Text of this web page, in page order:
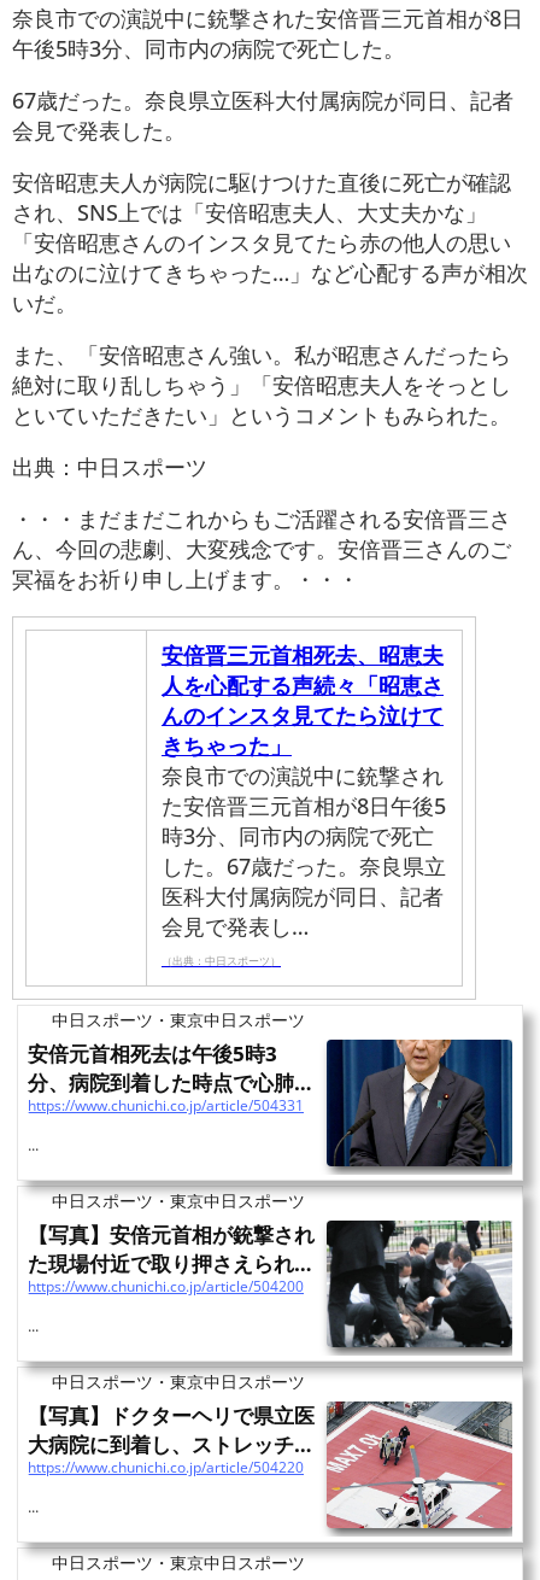
奈良市での演説中に銃撃された安倍晋三元首相が8日
午後5時3分、同市内の病院で死亡した。
67歳だった。奈良県立医科大付属病院が同日、記者
会見で発表した。
安倍昭恵夫人が病院に駆けつけた直後に死亡が確認
され、SNS上では「安倍昭恵夫人、大丈夫かな」
「安倍昭恵さんのインスタ見てたら赤の他人の思い
出なのに泣けてきちゃった…」など心配する声が相次
いだ。
また、「安倍昭恵さん強い。私が昭恵さんだったら
絶対に取り乱しちゃう」「安倍昭恵夫人をそっとし
といていただきたい」というコメントもみられた。
出典：中日スポーツ
・・・まだまだこれからもご活躍される安倍晋三さ
ん、今回の悲劇、大変残念です。安倍晋三さんのご
冥福をお祈り申し上げます。・・・
安倍晋三元首相死去、昭恵夫
人を心配する声続々「昭恵さ
んのインスタ見てたら泣けて
きちゃった」
奈良市での演説中に銃撃され
た安倍晋三元首相が8日午後5
時3分、同市内の病院で死亡
した。67歳だった。奈良県立
医科大付属病院が同日、記者
会見で発表し…
（出典：中日スポーツ）
中日スポーツ・東京中日スポーツ
安倍元首相死去は午後5時3
分、病院到着した時点で心肺停
止状態、奈良県立医科大付...
https://www.chunichi.co.jp/article/504331
...
中日スポーツ・東京中日スポーツ
【写真】安倍元首相が銃撃され
た現場付近で取り押さえられる
男：中日スポーツ・東...
https://www.chunichi.co.jp/article/504200
...
中日スポーツ・東京中日スポーツ
【写真】ドクターヘリで県立医
大病院に到着し、ストレッチャ
ーで搬送される安倍元...
https://www.chunichi.co.jp/article/504220
...
中日スポーツ・東京中日スポーツ